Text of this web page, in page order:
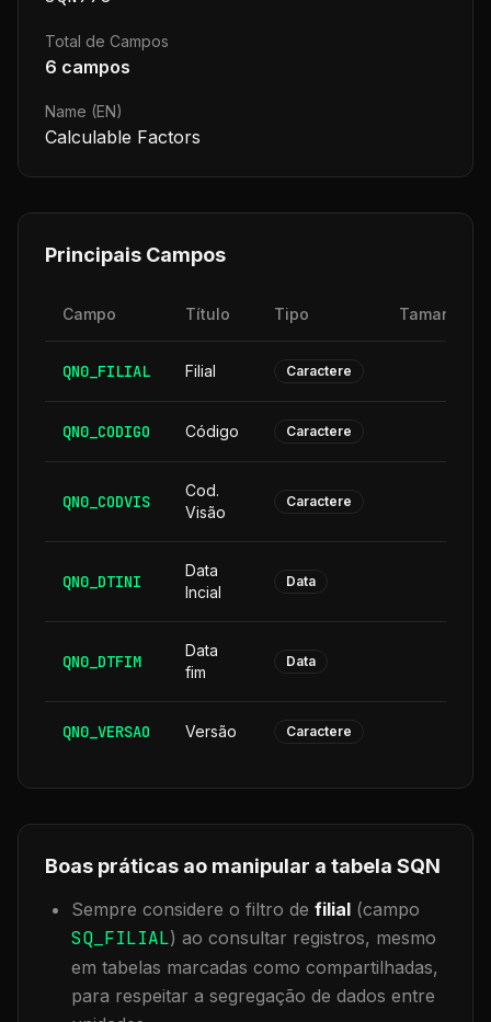
Total de Campos
6 campos
Name (EN)
Calculable Factors
Principais Campos
Campo Título Tipo Tamanho
QN0_FILIAL Filial Caractere
QN0_CODIGO Código Caractere
QN0_CODVIS
Cod.
Visão
Caractere
QN0_DTINI
Data
Incial
Data
QN0_DTFIM
Data
fim
Data
QN0_VERSAO Versão Caractere
Boas práticas ao manipular a tabela SQN
Sempre considere o filtro de filial (campo
SQ_FILIAL) ao consultar registros, mesmo
em tabelas marcadas como compartilhadas,
para respeitar a segregação de dados entre